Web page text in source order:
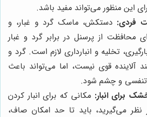
این منظور می‌تواند مفید باشد.
فردی: دستکش، ماسک گرد و غبار، و
محافظت از پرسنل در برابر گرد و غبار
تخلیه و انبارداری لازم است. گرد و
آلاینده قوی نیست، اما می‌تواند باعث
و چشم شود.
برای انبار: مکانی که برای انبار کردن
نظر می‌گیرید، باید تا حد امکان صاف،